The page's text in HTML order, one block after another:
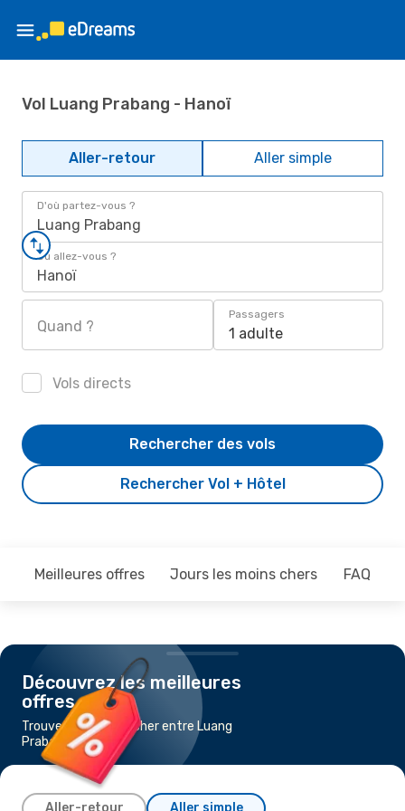
Vol Luang Prabang - Hanoï
Aller-retour Aller simple
D'où partez-vous ?
Luang Prabang
Où allez-vous ?
Hanoï
Quand ?
Passagers
1 adulte
Vols directs
Rechercher Vol + Hôtel
Rechercher des vols
Meilleures offres Jours les moins chers FAQ
Découvrez les meilleures
offres
Trouvez un vol pas cher entre Luang
Prabang et Hanoï
Aller-retour Aller simple